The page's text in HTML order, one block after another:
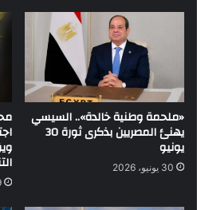
«ملحمة وطنية خالدة».. السيسي
يهنئ المصريين بذكرى ثورة 30
يونيو
30 يونيو، 2026